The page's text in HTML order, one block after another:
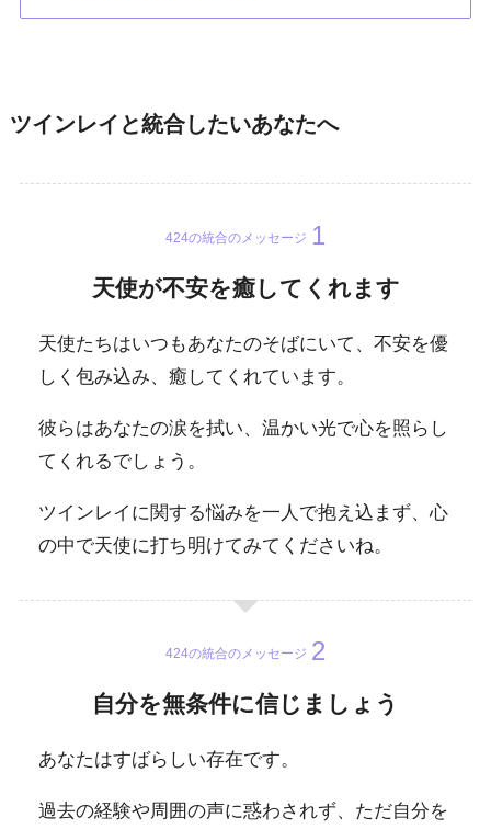
ツインレイと統合したいあなたへ
424の統合のメッセージ
天使が不安を癒してくれます
天使たちはいつもあなたのそばにいて、不安を優
しく包み込み、癒してくれています。
彼らはあなたの涙を拭い、温かい光で心を照らし
てくれるでしょう。
ツインレイに関する悩みを一人で抱え込まず、心
の中で天使に打ち明けてみてくださいね。
424の統合のメッセージ
自分を無条件に信じましょう
あなたはすばらしい存在です。
過去の経験や周囲の声に惑わされず、ただ自分を